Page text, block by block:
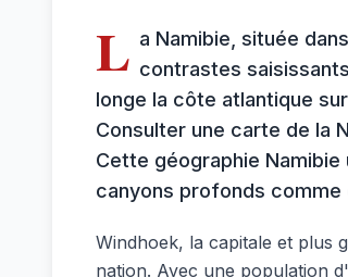
L a Namibie, située
contrastes
longe la côte atlantique
Consulter une carte de la
Cette géographie
canyons profonds comme
Windhoek, la capitale et plus
nation. Avec une population